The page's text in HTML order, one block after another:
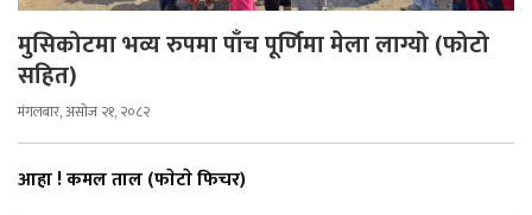
मुसिकोटमा भव्य रुपमा पाँच पूर्णिमा मेला लाग्यो (फोटो
सहित)
मंगलबार, असोज २१, २०८२
आहा ! कमल ताल (फाेटाे फिचर)